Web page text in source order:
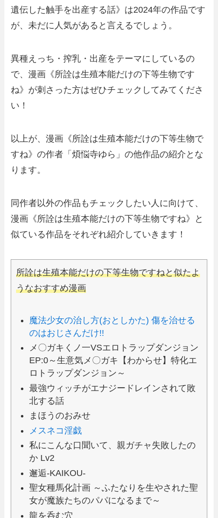
遺伝した触手を出産する話》は2024年の作品です
が、未だに人気があると言えるでしょう。
異種えっち・搾乳・出産をテーマにしているの
で、漫画《所詮は生殖本能だけの下等生物です
ね》が刺さった方はぜひチェックしてみてくださ
い！
以上が、漫画《所詮は生殖本能だけの下等生物で
すね》の作者「煩悩寺ゆら」の他作品の紹介とな
ります。
同作者以外の作品もチェックしたい人に向けて、
漫画《所詮は生殖本能だけの下等生物ですね》と
似ている作品をそれぞれ紹介していきます！
所詮は生殖本能だけの下等生物ですねと似たよ
うなおすすめ漫画
魔法少女の治し方(おとしかた) 傷を治せる
のはおじさんだけ!!
メ〇ガキくノ一VSエロトラップダンジョン
EP:0～生意気メ〇ガキ【わからせ】特化エ
ロトラップダンジョン～
最強ウィッチがエナジードレインされて敗
北する話
まほうのおみせ
メスネコ淫戯
私にこんな口聞いて、親ガチャ失敗したの
か Lv2
邂逅-KAIKOU-
聖女種馬化計画 ～ふたなりを生やされた聖
女が魔族たちのパパになるまで～
龍を呑む穴